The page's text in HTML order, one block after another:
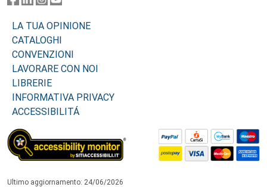
LA TUA OPINIONE
CATALOGHI
CONVENZIONI
LAVORARE CON NOI
LIBRERIE
INFORMATIVA PRIVACY
ACCESSIBILITÁ
Ultimo aggiornamento: 24/06/2026